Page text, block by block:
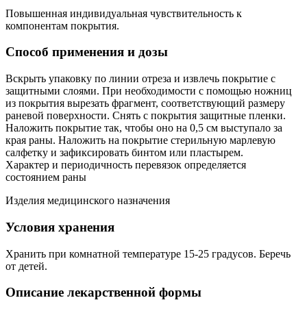
Повышенная индивидуальная чувствительность к
компонентам покрытия.
Способ применения и дозы
Вскрыть упаковку по линии отреза и извлечь покрытие с
защитными слоями. При необходимости с помощью ножниц
из покрытия вырезать фрагмент, соответствующий размеру
раневой поверхности. Снять с покрытия защитные пленки.
Наложить покрытие так, чтобы оно на 0,5 см выступало за
края раны. Наложить на покрытие стерильную марлевую
салфетку и зафиксировать бинтом или пластырем.
Характер и периодичность перевязок определяется
состоянием раны
Изделия медицинского назначения
Условия хранения
Хранить при комнатной температуре 15-25 градусов. Беречь
от детей.
Описание лекарственной формы